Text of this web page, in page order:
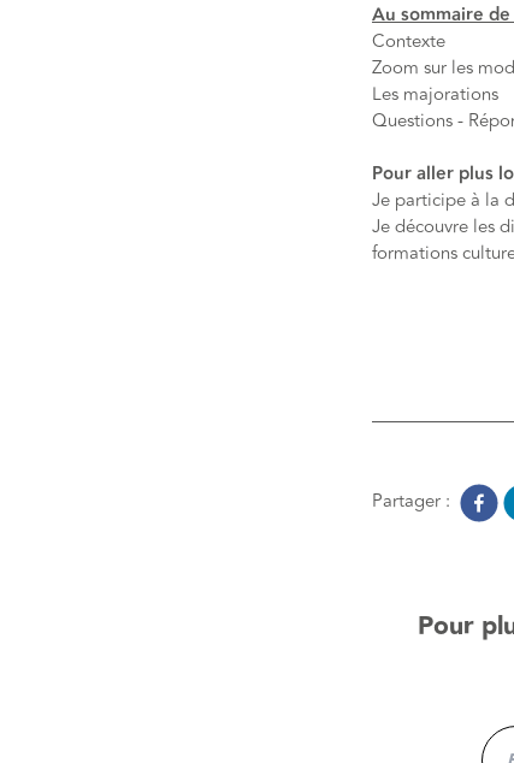
Au sommaire
Contexte
Zoom sur les
Les majorations
Questions -
Pour aller plus
Je participe à la
Je découvre les
formations
Partager :
Pour